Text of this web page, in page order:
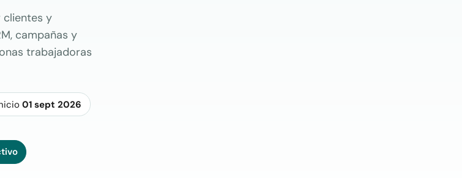
clientes y
campañas y
trabajadoras
01 sept 2026